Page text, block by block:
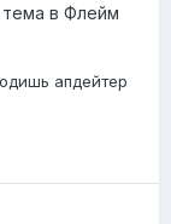
тема в Флейм
апдейтер